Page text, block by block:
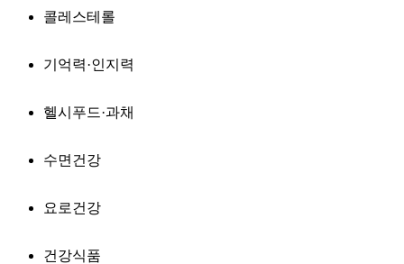
콜레스테롤
기억력·인지력
헬시푸드·과채
수면건강
요로건강
건강식품